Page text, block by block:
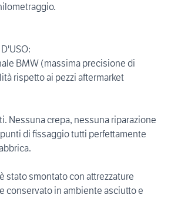
D'USO:
BMW (massima precisione di
rispetto ai pezzi aftermarket
Nessuna crepa, nessuna riparazione
di fissaggio tutti perfettamente
stato smontato con attrezzature
conservato in ambiente asciutto e